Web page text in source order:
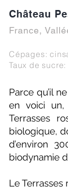
Château
France,
Cépages:
Taux de
Parce qu’il
en voici
Terrasses
biologique,
d’environ
biodynamie
Le